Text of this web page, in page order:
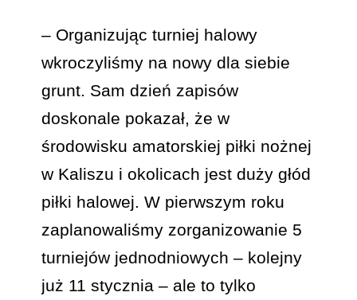
– Organizując turniej halowy
wkroczyliśmy na nowy dla siebie
grunt. Sam dzień zapisów
doskonale pokazał, że w
środowisku amatorskiej piłki nożnej
w Kaliszu i okolicach jest duży głód
piłki halowej. W pierwszym roku
zaplanowaliśmy zorganizowanie 5
turniejów jednodniowych – kolejny
już 11 stycznia – ale to tylko